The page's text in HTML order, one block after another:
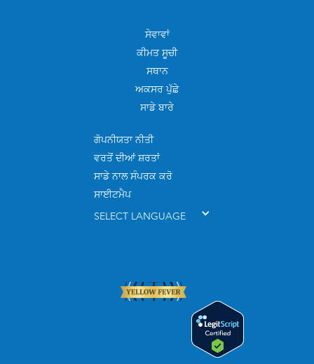
ਸੇਵਾਵਾਂ
ਕੀਮਤ ਸੂਚੀ
ਸਥਾਨ
ਅਕਸਰ ਪੁੱਛੇ
ਸਾਡੇ ਬਾਰੇ
ਗੋਪਨੀਯਤਾ ਨੀਤੀ
ਵਰਤੋਂ ਦੀਆਂ ਸ਼ਰਤਾਂ
ਸਾਡੇ ਨਾਲ ਸੰਪਰਕ ਕਰੋ
ਸਾਈਟਮੈਪ
SELECT LANGUAGE